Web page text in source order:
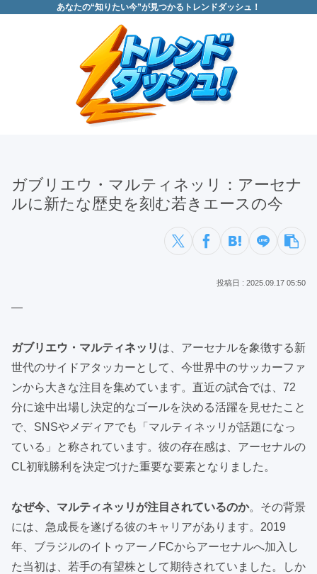
あなたの“知りたい今”が見つかるトレンドダッシュ！
ガブリエウ・マルティネッリ：アーセナ
ルに新たな歴史を刻む若きエースの今
2025.09.17 05:50
—
ガブリエウ・マルティネッリ は、アーセナルを象徴する新
世代のサイドアタッカーとして、今世界中のサッカーファ
ンから大きな注目を集めています。直近の試合では、72
分に途中出場し決定的なゴールを決める活躍を見せたこと
で、SNSやメディアでも「マルティネッリが話題になっ
ている」と称されています。彼の存在感は、アーセナルの
CL初戦勝利を決定づけた重要な要素となりました。
なぜ今、マルティネッリが注目されているのか。その背景
には、急成長を遂げる彼のキャリアがあります。2019
年、ブラジルのイトゥアーノFCからアーセナルへ加入し
た当初は、若手の有望株として期待されていました。しか